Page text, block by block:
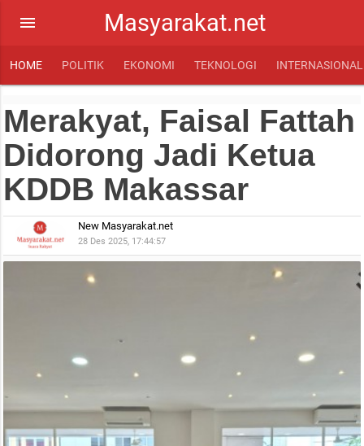
Masyarakat.net
menu
HOME POLITIK EKONOMI TEKNOLOGI INTERNASIONAL
Merakyat, Faisal Fattah
Didorong Jadi Ketua
KDDB Makassar
New Masyarakat.net
28 Des 2025, 17:44:57